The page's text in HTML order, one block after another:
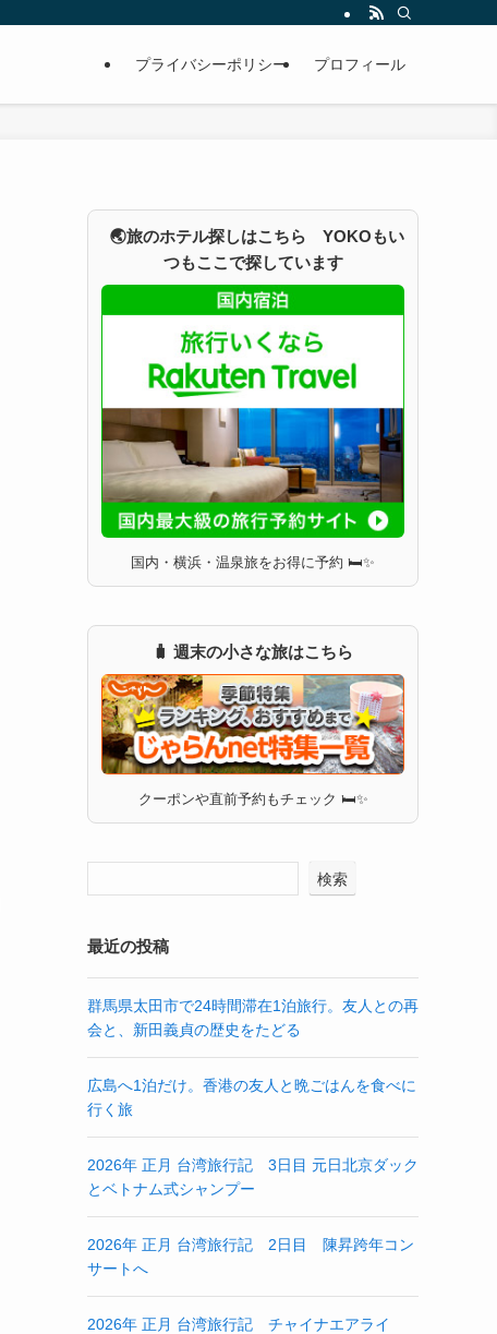
プライバシーポリシー プロフィール
🌏旅のホテル探しはこちら YOKOもい
つもここで探しています
国内・横浜・温泉旅をお得に予約 🛏✨
🧳 週末の小さな旅はこちら
クーポンや直前予約もチェック 🛏✨
検索
最近の投稿
群馬県太田市で24時間滞在1泊旅行。友人との再
会と、新田義貞の歴史をたどる
広島へ1泊だけ。香港の友人と晩ごはんを食べに
行く旅
2026年 正月 台湾旅行記 3日目 元日北京ダック
とベトナム式シャンプー
2026年 正月 台湾旅行記 2日目 陳昇跨年コン
サートへ
2026年 正月 台湾旅行記 チャイナエアライ